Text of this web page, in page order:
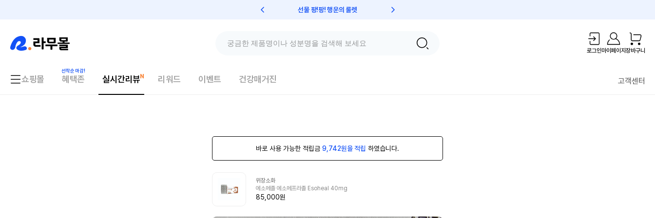
선물 팡!팡! 행운의 룰렛
로그인마이페이지장바구니
쇼핑몰 혜택존 실시간리뷰 리워드 이벤트 건강매거진 고객센터
바로 사용 가능한 적립금 9,742원을 적립 하였습니다.
위장소화
에소메졸 에소메프라졸 Esoheal 40mg
85,000원